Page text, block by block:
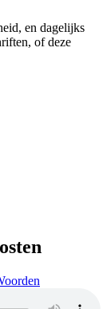
en dagelijks
of deze